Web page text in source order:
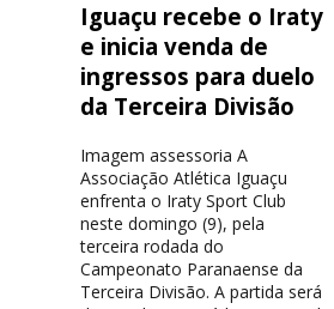
Iguaçu recebe o Iraty
e inicia venda de
ingressos para duelo
da Terceira Divisão
Imagem assessoria A
Associação Atlética Iguaçu
enfrenta o Iraty Sport Club
neste domingo (9), pela
terceira rodada do
Campeonato Paranaense da
Terceira Divisão. A partida será